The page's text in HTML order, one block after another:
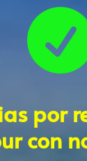
por
con